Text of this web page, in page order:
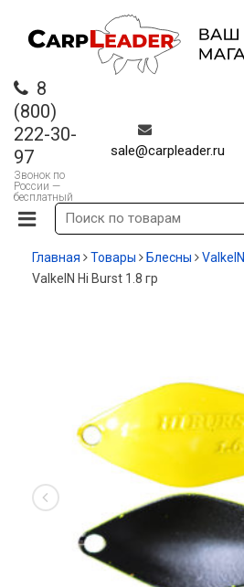
8
(800)
222-30-
97
Звонок по
России —
бесплатный
sale@carpleader.ru
Главная Товары Блесны ValkeIN
ValkeIN Hi Burst 1.8 гр